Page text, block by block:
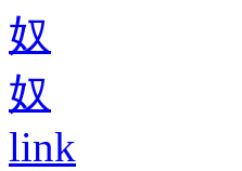
奴
奴
link